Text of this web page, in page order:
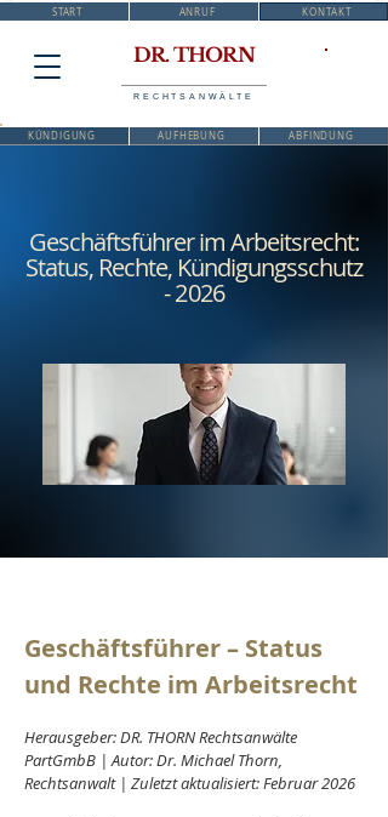
START ANRUF KONTAKT
DR. THORN
RECHTSANWÄLTE
KÜNDIGUNG AUFHEBUNG ABFINDUNG
Geschäftsführer im Arbeitsrecht:
Status, Rechte, Kündigungsschutz
- 2026
Geschäftsführer – Status
und Rechte im Arbeitsrecht
Herausgeber: DR. THORN Rechtsanwälte
PartGmbB | Autor: Dr. Michael Thorn,
Rechtsanwalt | Zuletzt aktualisiert: Februar 2026